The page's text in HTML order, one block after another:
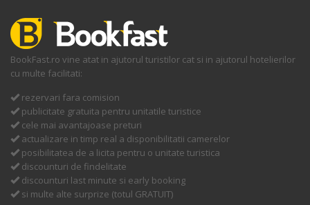
BookFast.ro vine atat in ajutorul turistilor cat si in ajutorul hotelierilor
cu multe facilitati:
rezervari fara comision
publicitate gratuita pentru unitatile turistice
cele mai avantajoase preturi
actualizare in timp real a disponibilitatii camerelor
posibilitatea de a licita pentru o unitate turistica
discounturi de findelitate
discounturi last minute si early booking
si multe alte surprize (totul GRATUIT)